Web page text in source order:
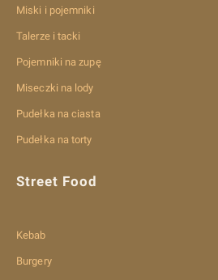
Miski i pojemniki
Talerze i tacki
Pojemniki na zupę
Miseczki na lody
Pudełka na ciasta
Pudełka na torty
Street Food
Kebab
Burgery